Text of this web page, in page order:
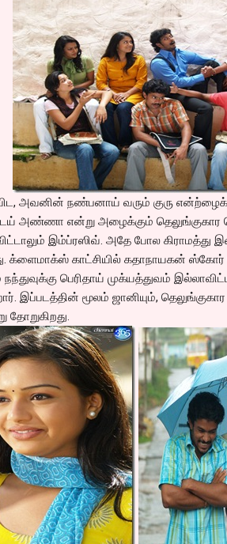
அவனின் நண்பனாய் வரும் குரு
அண்ணா என்று அழைக்கும் தெலுங்குகார
இம்ப்ரஸிவ். அதே போல கிராமத்து
க்ளைமாக்ஸ் காட்சியில் கதாநாயகன்
பெரிதாய் முக்யத்துவம்
இப்படத்தின் மூலம் ஜானியும்,
தோறுகிறது.